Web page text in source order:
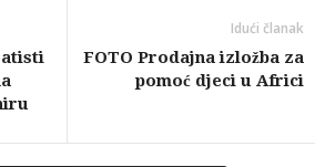
Idući članak
FOTO Prodajna izložba za
pomoć djeci u Africi